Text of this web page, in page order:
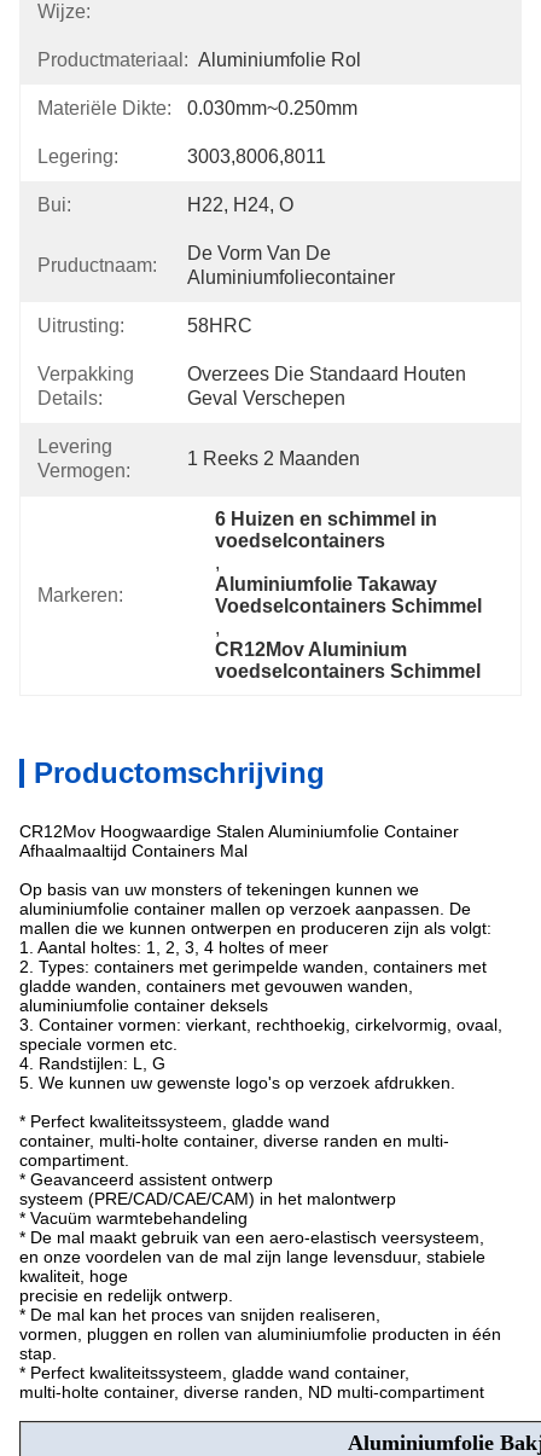
Wijze:
Productmateriaal: Aluminiumfolie Rol
Materiële Dikte: 0.030mm~0.250mm
Legering: 3003,8006,8011
Bui: H22, H24, O
Pruductnaam:
De Vorm Van De
Aluminiumfoliecontainer
Uitrusting: 58HRC
Verpakking
Details:
Overzees Die Standaard Houten
Geval Verschepen
Levering
Vermogen:
1 Reeks 2 Maanden
Markeren:
6 Huizen en schimmel in
voedselcontainers
,
Aluminiumfolie Takaway
Voedselcontainers Schimmel
,
CR12Mov Aluminium
voedselcontainers Schimmel
Productomschrijving
CR12Mov Hoogwaardige Stalen Aluminiumfolie Container
Afhaalmaaltijd Containers Mal
Op basis van uw monsters of tekeningen kunnen we
aluminiumfolie container mallen op verzoek aanpassen. De
mallen die we kunnen ontwerpen en produceren zijn als volgt:
1. Aantal holtes: 1, 2, 3, 4 holtes of meer
2. Types: containers met gerimpelde wanden, containers met
gladde wanden, containers met gevouwen wanden,
aluminiumfolie container deksels
3. Container vormen: vierkant, rechthoekig, cirkelvormig, ovaal,
speciale vormen etc.
4. Randstijlen: L, G
5. We kunnen uw gewenste logo's op verzoek afdrukken.
* Perfect kwaliteitssysteem, gladde wand
container, multi-holte container, diverse randen en multi-
compartiment.
* Geavanceerd assistent ontwerp
systeem (PRE/CAD/CAE/CAM) in het malontwerp
* Vacuüm warmtebehandeling
* De mal maakt gebruik van een aero-elastisch veersysteem,
en onze voordelen van de mal zijn lange levensduur, stabiele
kwaliteit, hoge
precisie en redelijk ontwerp.
* De mal kan het proces van snijden realiseren,
vormen, pluggen en rollen van aluminiumfolie producten in één
stap.
* Perfect kwaliteitssysteem, gladde wand container,
multi-holte container, diverse randen, ND multi-compartiment
Aluminiumfolie